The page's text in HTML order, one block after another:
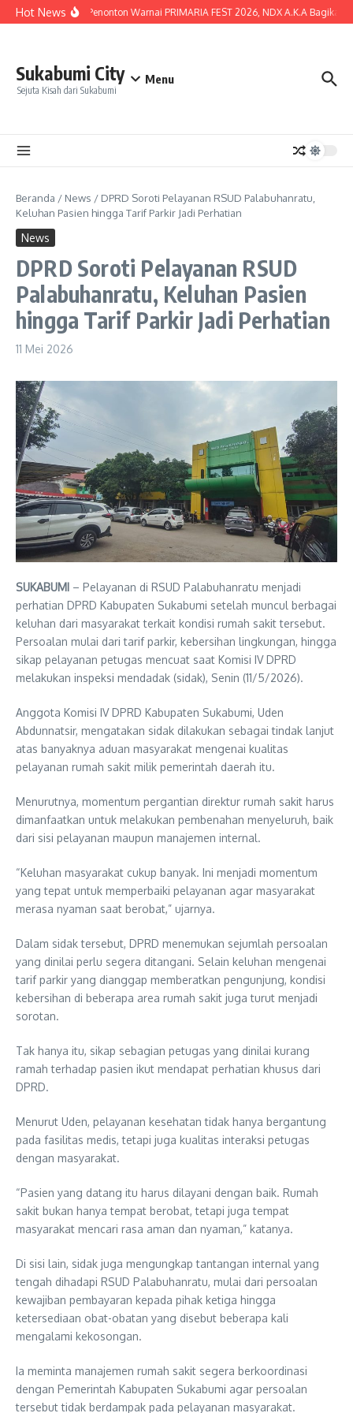
Lewati ke konten
Hot NewsLautan Penonton Warnai PRIMARIA FEST 2026, NDX A.K.A Bagikan
Sukabumi City
Sejuta Kisah dari Sukabumi
Menu
Beranda / News / DPRD Soroti Pelayanan RSUD Palabuhanratu,
Keluhan Pasien hingga Tarif Parkir Jadi Perhatian
News
DPRD Soroti Pelayanan RSUD
Palabuhanratu, Keluhan Pasien
hingga Tarif Parkir Jadi Perhatian
11 Mei 2026
SUKABUMI – Pelayanan di RSUD Palabuhanratu menjadi
perhatian DPRD Kabupaten Sukabumi setelah muncul berbagai
keluhan dari masyarakat terkait kondisi rumah sakit tersebut.
Persoalan mulai dari tarif parkir, kebersihan lingkungan, hingga
sikap pelayanan petugas mencuat saat Komisi IV DPRD
melakukan inspeksi mendadak (sidak), Senin (11/5/2026).
Anggota Komisi IV DPRD Kabupaten Sukabumi, Uden
Abdunnatsir, mengatakan sidak dilakukan sebagai tindak lanjut
atas banyaknya aduan masyarakat mengenai kualitas
pelayanan rumah sakit milik pemerintah daerah itu.
Menurutnya, momentum pergantian direktur rumah sakit harus
dimanfaatkan untuk melakukan pembenahan menyeluruh, baik
dari sisi pelayanan maupun manajemen internal.
“Keluhan masyarakat cukup banyak. Ini menjadi momentum
yang tepat untuk memperbaiki pelayanan agar masyarakat
merasa nyaman saat berobat,” ujarnya.
Dalam sidak tersebut, DPRD menemukan sejumlah persoalan
yang dinilai perlu segera ditangani. Selain keluhan mengenai
tarif parkir yang dianggap memberatkan pengunjung, kondisi
kebersihan di beberapa area rumah sakit juga turut menjadi
sorotan.
Tak hanya itu, sikap sebagian petugas yang dinilai kurang
ramah terhadap pasien ikut mendapat perhatian khusus dari
DPRD.
Menurut Uden, pelayanan kesehatan tidak hanya bergantung
pada fasilitas medis, tetapi juga kualitas interaksi petugas
dengan masyarakat.
“Pasien yang datang itu harus dilayani dengan baik. Rumah
sakit bukan hanya tempat berobat, tetapi juga tempat
masyarakat mencari rasa aman dan nyaman,” katanya.
Di sisi lain, sidak juga mengungkap tantangan internal yang
tengah dihadapi RSUD Palabuhanratu, mulai dari persoalan
kewajiban pembayaran kepada pihak ketiga hingga
ketersediaan obat-obatan yang disebut beberapa kali
mengalami kekosongan.
Ia meminta manajemen rumah sakit segera berkoordinasi
dengan Pemerintah Kabupaten Sukabumi agar persoalan
tersebut tidak berdampak pada pelayanan masyarakat.